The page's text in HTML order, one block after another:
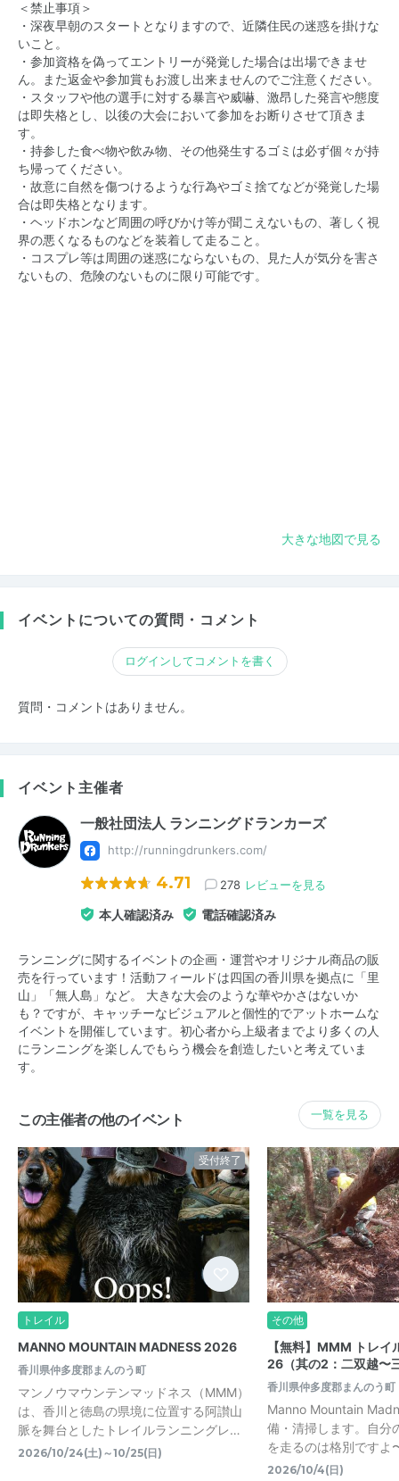
＜禁止事項＞
・深夜早朝のスタートとなりますので、近隣住民の迷惑を掛けな
いこと。
・参加資格を偽ってエントリーが発覚した場合は出場できませ
ん。また返金や参加賞もお渡し出来ませんのでご注意ください。
・スタッフや他の選手に対する暴言や威嚇、激昂した発言や態度
は即失格とし、以後の大会において参加をお断りさせて頂きま
す。
・持参した食べ物や飲み物、その他発生するゴミは必ず個々が持
ち帰ってください。
・故意に自然を傷つけるような行為やゴミ捨てなどが発覚した場
合は即失格となります。
・ヘッドホンなど周囲の呼びかけ等が聞こえないもの、著しく視
界の悪くなるものなどを装着して走ること。
・コスプレ等は周囲の迷惑にならないもの、見た人が気分を害さ
ないもの、危険のないものに限り可能です。
大きな地図で見る
イベントについての質問・コメント
ログインしてコメントを書く
質問・コメントはありません。
イベント主催者
一般社団法人 ランニングドランカーズ
http://runningdrunkers.com/
4.71 278 レビューを見る
本人確認済み 電話確認済み
ランニングに関するイベントの企画・運営やオリジナル商品の販
売を行っています！活動フィールドは四国の香川県を拠点に「里
山」「無人島」など。 大きな大会のような華やかさはないか
も？ですが、キャッチーなビジュアルと個性的でアットホームな
イベントを開催しています。初心者から上級者までより多くの人
にランニングを楽しんでもらう機会を創造したいと考えていま
す。
この主催者の他のイベント 一覧を見る
受付終了
トレイル
MANNO MOUNTAIN MADNESS 2026
香川県仲多度郡まんのう町
マンノウマウンテンマッドネス（MMM）
は、香川と徳島の県境に位置する阿讃山
脈を舞台としたトレイルランニングレ…
2026/10/24(土)～10/25(日)
その他
【無料】MMM トレ
26（其の2：二双越〜
香川県仲多度郡まんのう町
Manno Mountain
備・清掃します。自分
を走るのは格別ですよ
2026/10/4(日)